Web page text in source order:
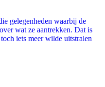
gelegenheden waarbij de
wat ze aantrekken. Dat is
iets meer wilde uitstralen